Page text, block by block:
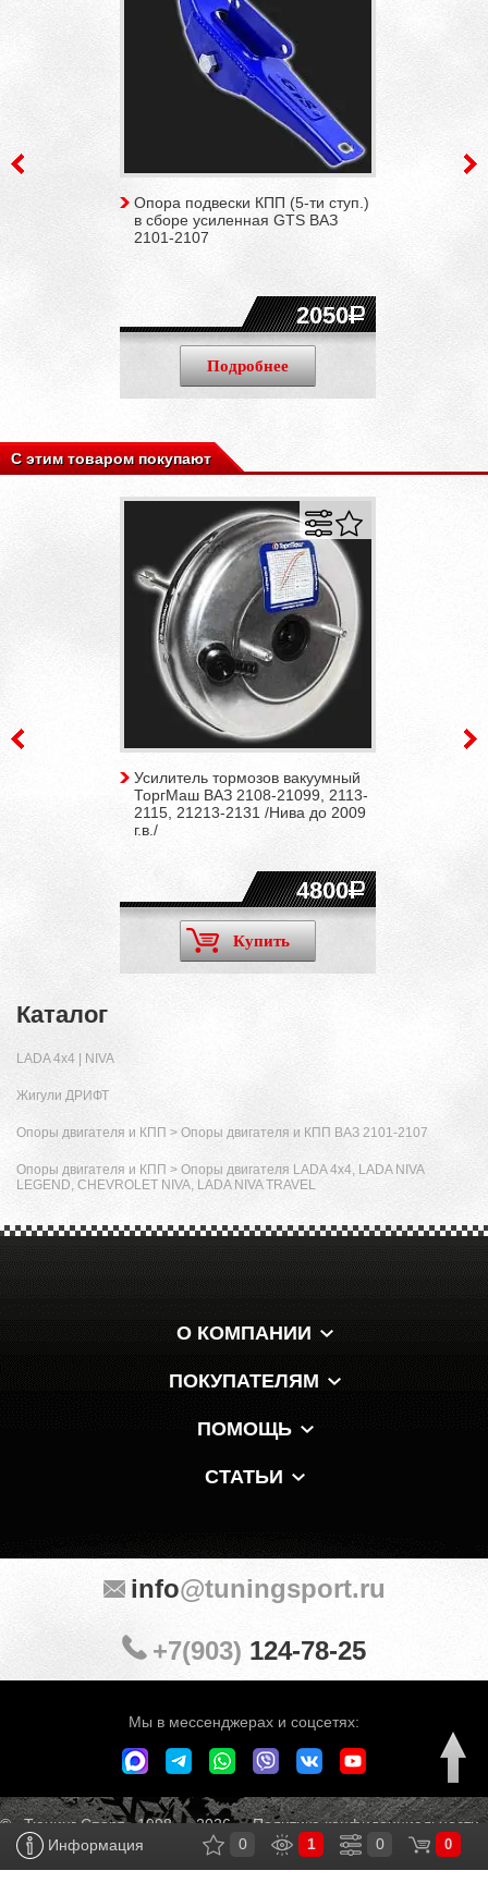
Опора подвески КПП (5-ти ступ.)
в сборе усиленная GTS ВАЗ
2101-2107
2050
Подробнее
С этим товаром покупают
Усилитель тормозов вакуумный
ТоргМаш ВАЗ 2108-21099, 2113-
2115, 21213-2131 /Нива до 2009
г.в./
4800
Купить
Каталог
LADA 4x4 | NIVA
Жигули ДРИФТ
Опоры двигателя и КПП > Опоры двигателя и КПП ВАЗ 2101-2107
Опоры двигателя и КПП > Опоры двигателя LADA 4х4, LADA NIVA
LEGEND, CHEVROLET NIVA, LADA NIVA TRAVEL
О КОМПАНИИ
ПОКУПАТЕЛЯМ
ПОМОЩЬ
СТАТЬИ
Мы в мессенджерах и соцсетях:
info@tuningsport.ru
+7(903) 124-78-25
© «Тюнинг Спорт» 1998 — 2026Политика конфиденциальности
Обработка персональных данных
Информация 0
0
1
0